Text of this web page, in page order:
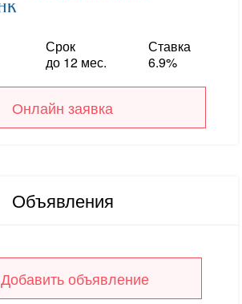
Срок
до 12 мес.
Ставка
6.9%
Онлайн заявка
Объявления
Добавить объявление